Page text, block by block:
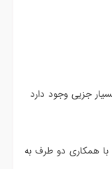
تغییرات بسیار جزیی وجود دارد
با همکاری دو طرف به